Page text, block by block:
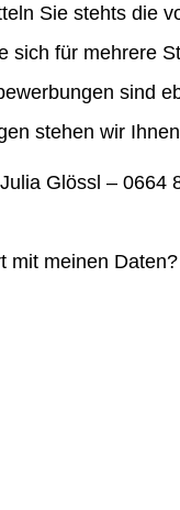
Sie stehts die
sich für mehrere
sind
stehen wir
Glössl – 0664
mit meinen